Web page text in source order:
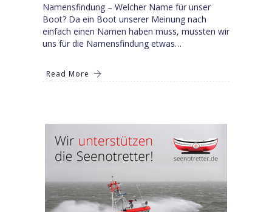
Namensfindung – Welcher Name für unser
Boot? Da ein Boot unserer Meinung nach
einfach einen Namen haben muss, mussten wir
uns für die Namensfindung etwas…
Read More